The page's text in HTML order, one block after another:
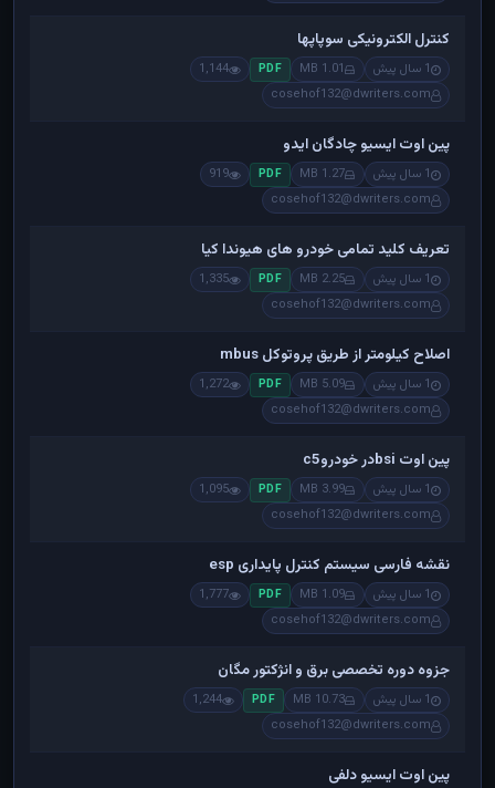
کنترل الکترونیکی سوپاپها
1 سال پیش 1.01 MB
PDF
1,144
cosehof132@dwriters.com
پین اوت ایسیو چادگان ایدو
1 سال پیش 1.27 MB
PDF
919
cosehof132@dwriters.com
تعریف کلید تمامی خودرو های هیوندا کیا
1 سال پیش 2.25 MB
PDF
1,335
cosehof132@dwriters.com
اصلاح کیلومتر از طریق پروتوکل mbus
1 سال پیش 5.09 MB
PDF
1,272
cosehof132@dwriters.com
پین اوت bsiدر خودروc5
1 سال پیش 3.99 MB
PDF
1,095
cosehof132@dwriters.com
نقشه فارسی سیستم کنترل پایداری esp
1 سال پیش 1.09 MB
PDF
1,777
cosehof132@dwriters.com
جزوه دوره تخصصی برق و انژکتور مگان
1 سال پیش 10.73 MB
PDF
1,244
cosehof132@dwriters.com
پین اوت ایسیو دلفی